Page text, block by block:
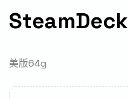
SteamDeck
美版64g